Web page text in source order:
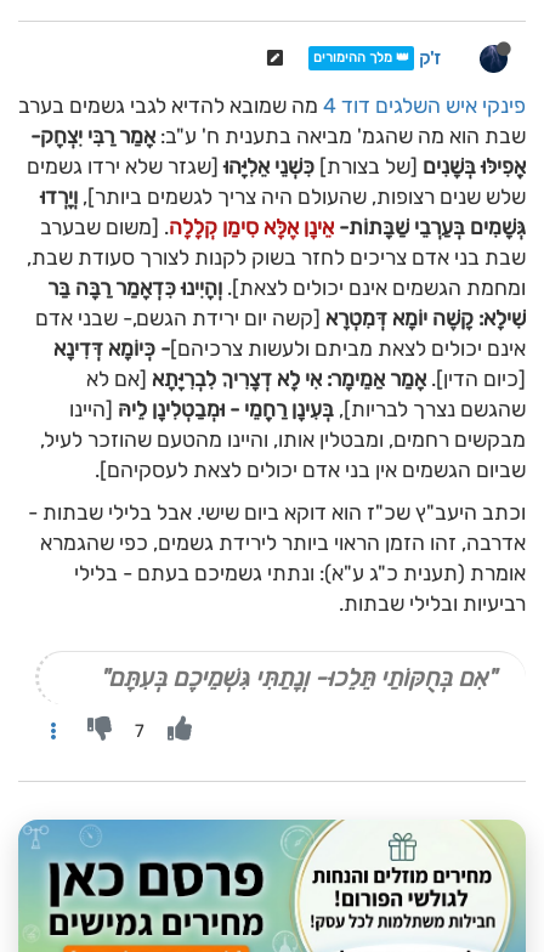
ז'ק 👑 מלך ההימורים
פינקי איש השלגים דוד 4
מה שמובא להדיא לגבי גשמים בערב
שבת הוא מה שהגמ' מביאה בתענית ח' ע"ב: אָמַר רַבִּי יִצְחָק-
אֲפִילּוּ בְּשָׁנִים [של בצורת] כִּשְׁנֵי אֵלִיָּהוּ[שגזר שלא ירדו גשמים
שלש שנים רצופות, שהעולם היה צריך לגשמים ביותר], וְיָרְדוּ
גְּשָׁמִים בְּעַרְבֵי שַׁבָּתוֹת- אֵינָן אֶלָּא סִימַן קְלָלָה. [משום שבערב
שבת בני אדם צריכים לחזר בשוק לקנות לצורך סעודת שבת,
ומחמת הגשמים אינם יכולים לצאת]. וְהָיִינוּ כִּדְאָמַר רַבָּה בַּר
שִׁילָא: קָשֶׁה יוֹמָא דְּמִטְרָא [קשה יום ירידת הגשם,- שבני אדם
אינם יכולים לצאת מביתם ולעשות צרכיהם]- כְּיוֹמָא דְּדִינָא
[כיום הדין]. אָמַר אַמֵימָר: אִי לָא דְצָרִיךְ לִבְרִיָּתָא [אם לא
שהגשם נצרך לבריות], בְּעִינָן רַחֲמֵי - וּמְבַטְלִינָן לֵיהּ [היינו
מבקשים רחמים, ומבטלין אותו, והיינו מהטעם שהוזכר לעיל,
שביום הגשמים אין בני אדם יכולים לצאת לעסקיהם].
וכתב היעב"ץ שכ"ז הוא דוקא ביום שישי. אבל בלילי שבתות -
אדרבה, זהו הזמן הראוי ביותר לירידת גשמים, כפי שהגמרא
אומרת (תענית כ"ג ע"א): ונתתי גשמיכם בעתם - בלילי
רביעיות ובלילי שבתות.
"אִם בְּחֻקּוֹתַי תֵּלֵכוּ- וְנָתַתִּי גִּשְׁמֵיכֶם בְּעִתָּם"
7